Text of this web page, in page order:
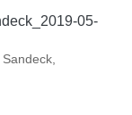
Sandeck,